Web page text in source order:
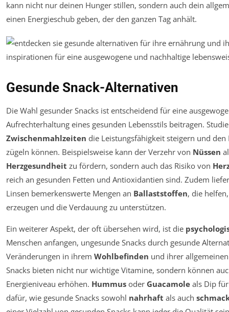
kann nicht nur deinen Hunger stillen, sondern auch dein
einen Energieschub geben, der den ganzen Tag anhält.
Gesunde Snack-Alternativen
Die Wahl gesunder Snacks ist entscheidend für eine
Aufrechterhaltung eines gesunden Lebensstils beitragen.
Zwischenmahlzeiten die Leistungsfähigkeit steigern und
zügeln können. Beispielsweise kann der Verzehr von Nüssen
Herzgesundheit zu fördern, sondern auch das Risiko von
reich an gesunden Fetten und Antioxidantien sind. Zudem
Linsen bemerkenswerte Mengen an Ballaststoffen, die
erzeugen und die Verdauung zu unterstützen.
Ein weiterer Aspekt, der oft übersehen wird, ist die
Menschen anfangen, ungesunde Snacks durch gesunde
Veränderungen in ihrem Wohlbefinden und ihrer
Snacks bieten nicht nur wichtige Vitamine, sondern können
Energieniveau erhöhen. Hummus oder Guacamole als Dip
dafür, wie gesunde Snacks sowohl nahrhaft als auch